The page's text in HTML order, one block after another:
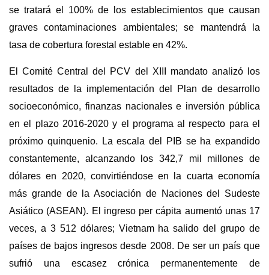
se tratará el 100% de los establecimientos que causan
graves contaminaciones ambientales; se mantendrá la
tasa de cobertura forestal estable en 42%.
El Comité Central del PCV del XIII mandato analizó los
resultados de la implementación del Plan de desarrollo
socioeconómico, finanzas nacionales e inversión pública
en el plazo 2016-2020 y el programa al respecto para el
próximo quinquenio. La escala del PIB se ha expandido
constantemente, alcanzando los 342,7 mil millones de
dólares en 2020, convirtiéndose en la cuarta economía
más grande de la Asociación de Naciones del Sudeste
Asiático (ASEAN). El ingreso per cápita aumentó unas 17
veces, a 3 512 dólares; Vietnam ha salido del grupo de
países de bajos ingresos desde 2008. De ser un país que
sufrió una escasez crónica permanentemente de